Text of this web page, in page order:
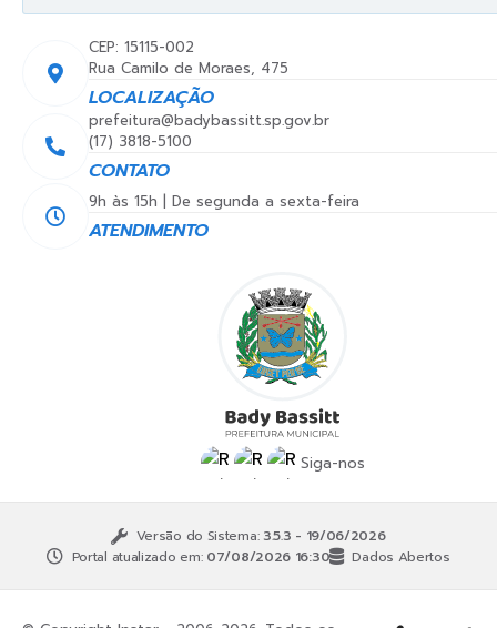
Siga-nos
LOCALIZAÇÃO
Rua Camilo de Moraes, 475
CEP: 15115-002
CONTATO
(17) 3818-5100
prefeitura@badybassitt.sp.gov.br
ATENDIMENTO
9h às 15h | De segunda a sexta-feira
Versão do Sistema: 3.5.3 - 19/06/2026
Portal atualizado em: 07/08/2026 16:30 Dados Abertos